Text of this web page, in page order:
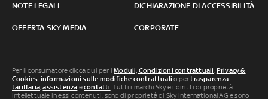
NOTE LEGALI DICHIARAZIONE DI ACCESSIBILITÀ
OFFERTA SKY MEDIA CORPORATE
Per il consumatore clicca qui per iModuli, Condizioni contrattuali, Privacy &
Cookies, informazioni sulle modifiche contrattuali o pertrasparenza
tariffaria,assistenza econtatti. Tutti i marchi Sky e i diritti di proprietà
intellettuale in essi contenuti, sono di proprietà di Sky international AG e sono